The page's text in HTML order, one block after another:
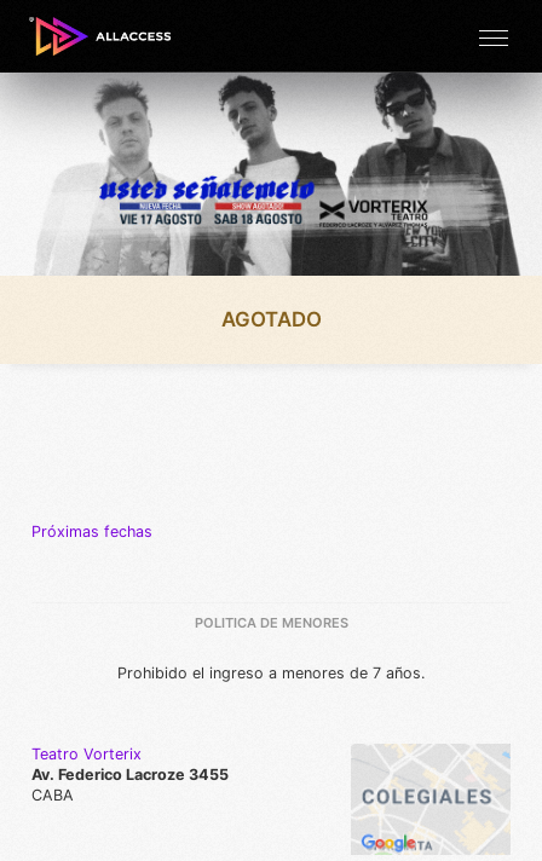
AGOTADO
Próximas fechas
POLITICA DE MENORES
Prohibido el ingreso a menores de 7 años.
Teatro Vorterix
Av. Federico Lacroze 3455
CABA